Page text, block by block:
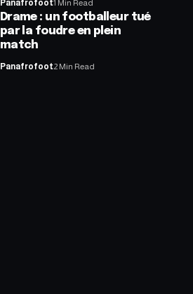
Panafrofoot1 Min Read
Drame : un footballeur tué
par la foudre en plein
match
Panafrofoot2 Min Read